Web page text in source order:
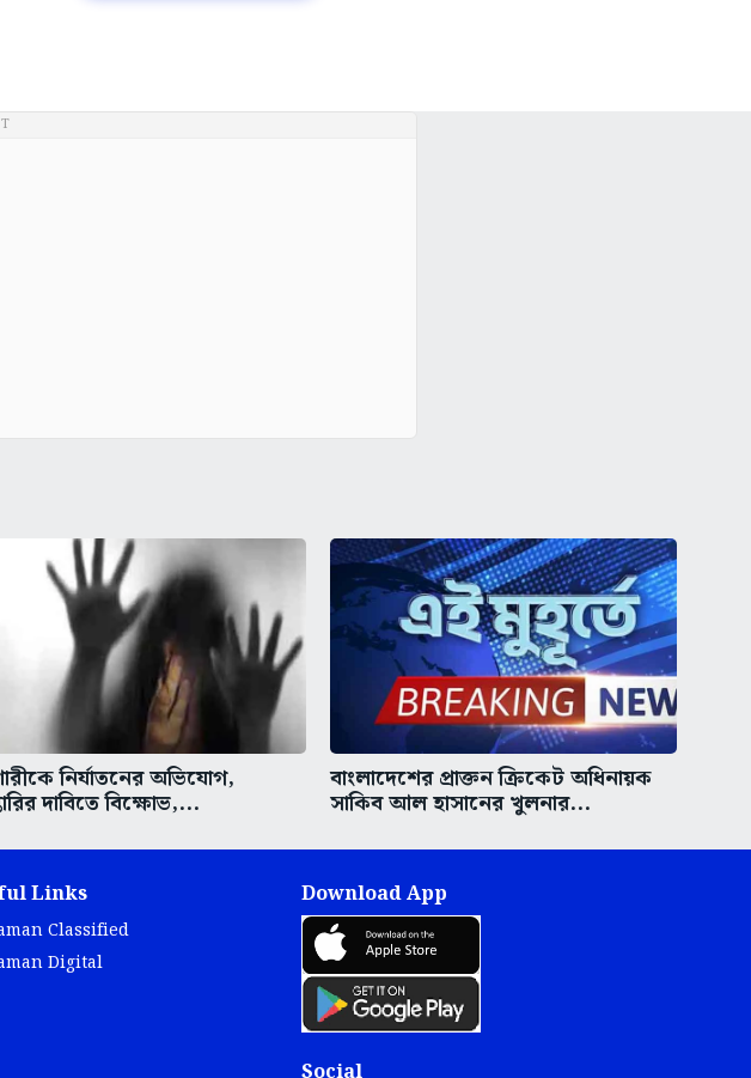
নির্যাতনের অভিযোগ,
দাবিতে বিক্ষোভ,...
বাংলাদেশের প্রাক্তন ক্রিকেট অধিনায়ক
সাকিব আল হাসানের খুলনার...
Links
Classified
Digital
Download App